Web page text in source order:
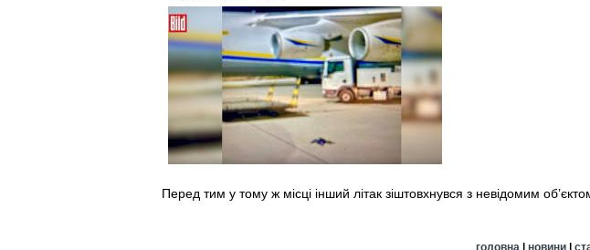
Перед тим у тому ж місці інший літак зіштовхнувся з невідомим
головна новини|